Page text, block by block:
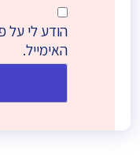
הודע לי על
האימייל.